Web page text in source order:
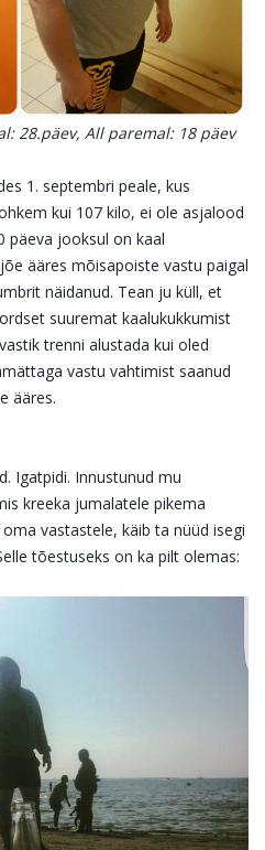
28.päev, All paremal: 18 päev
1. septembri peale, kus
kui 107 kilo, ei ole asjalood
päeva jooksul on kaal
ääres mõisapoiste vastu paigal
näidanud. Tean ju küll, et
suuremat kaalukukkumist
trenni alustada kui oled
vastu vahtimist saanud
ääres.
Igatpidi. Innustunud mu
kreeka jumalatele pikema
vastastele, käib ta nüüd isegi
tõestuseks on ka pilt olemas: